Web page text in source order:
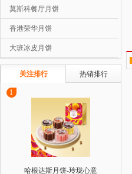
莫斯科餐厅月饼
香港荣华月饼
大班冰皮月饼
关注排行 热销排行
1
哈根达斯月饼-玲珑心意